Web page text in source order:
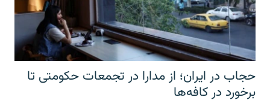
حجاب در ایران؛ از مدارا در تجمعات حکومتی تا
برخورد در کافه‌ها